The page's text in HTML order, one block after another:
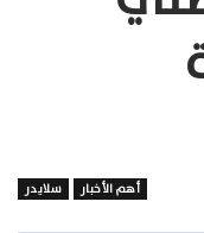
أهم الأخبار سلايدر